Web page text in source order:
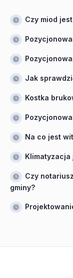
Czy miod
Jak
Kostka
Na co jest
Klimatyzacja
Czy
gminy?